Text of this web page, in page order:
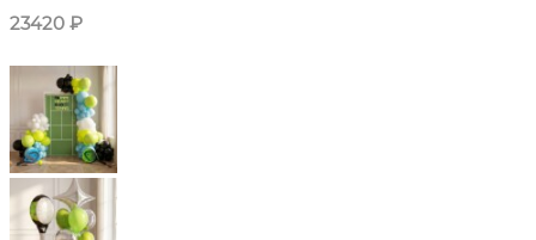
23420 ₽